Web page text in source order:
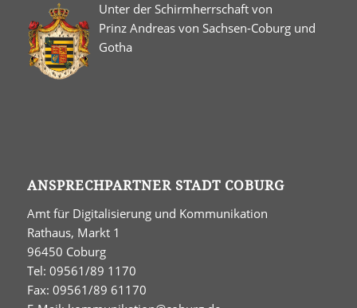
Unter der Schirmherrschaft von
Prinz Andreas von Sachsen-Coburg und
Gotha
ANSPRECHPARTNER STADT COBURG
Amt für Digitalisierung und Kommunikation
Rathaus, Markt 1
96450 Coburg
Tel: 09561/89 1170
Fax: 09561/89 61170